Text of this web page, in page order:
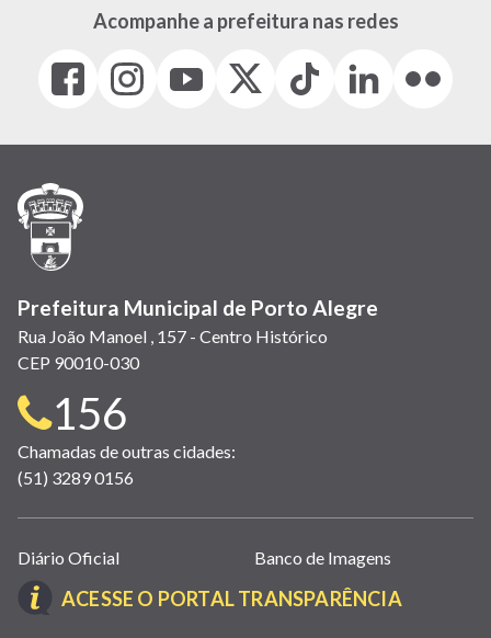
Acompanhe a prefeitura nas redes
Facebook
(link
em
janela)
Instagram
(link
em
(link
em
(Antigo
(link
Tiktok
(link
em
LinkedIn
(link
em
(link
em
Prefeitura Municipal de Porto Alegre
Rua João Manoel , 157 - Centro Histórico
CEP 90010-030
Telefone
para
contato:
156
Chamadas de outras cidades:
(51) 3289 0156
Links
úteis
(abrem
Diário Oficial Banco de Imagens
ACESSE O PORTAL TRANSPARÊNCIA(LINK